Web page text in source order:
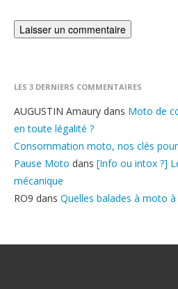
LES 3 DERNIERS COMMENTAIRES
AUGUSTIN Amaury dans Moto de
en toute légalité ?
Consommation moto, nos clés
Pause Moto dans [Info ou intox ?]
mécanique
RO9 dans Quelles balades à moto